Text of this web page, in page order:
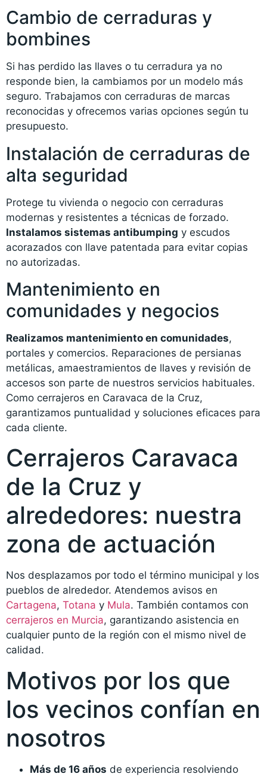
Cambio de cerraduras y
bombines
Si has perdido las llaves o tu cerradura ya no
responde bien, la cambiamos por un modelo más
seguro. Trabajamos con cerraduras de marcas
reconocidas y ofrecemos varias opciones según tu
presupuesto.
Instalación de cerraduras de
alta seguridad
Protege tu vivienda o negocio con cerraduras
modernas y resistentes a técnicas de forzado.
Instalamos sistemas antibumping y escudos
acorazados con llave patentada para evitar copias
no autorizadas.
Mantenimiento en
comunidades y negocios
Realizamos mantenimiento en comunidades,
portales y comercios. Reparaciones de persianas
metálicas, amaestramientos de llaves y revisión de
accesos son parte de nuestros servicios habituales.
Como cerrajeros en Caravaca de la Cruz,
garantizamos puntualidad y soluciones eficaces para
cada cliente.
Cerrajeros Caravaca
de la Cruz y
alrededores: nuestra
zona de actuación
Nos desplazamos por todo el término municipal y los
pueblos de alrededor. Atendemos avisos en
Cartagena, Totana y Mula. También contamos con
cerrajeros en Murcia, garantizando asistencia en
cualquier punto de la región con el mismo nivel de
calidad.
Motivos por los que
los vecinos confían en
nosotros
Más de 16 años de experiencia resolviendo